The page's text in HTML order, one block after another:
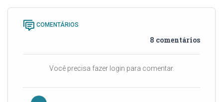
COMENTÁRIOS
8 comentários
Você precisa fazer login para comentar.